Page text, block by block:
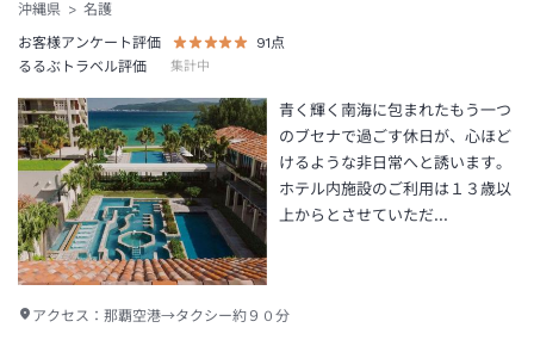
沖縄県
名護
お客様アンケート評価
91点
るるぶトラベル評価
集計中
青く輝く南海に包まれたもう一つ
のブセナで過ごす休日が、心ほど
けるような非日常へと誘います。
ホテル内施設のご利用は１３歳以
上からとさせていただ…
アクセス： 那覇空港→タクシー約９０分